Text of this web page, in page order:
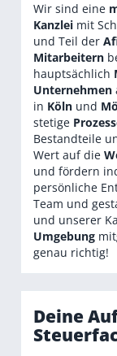
Wir sind eine
Kanzlei mit
und Teil der
Mitarbeitern
hauptsächlich
Unternehmen
in Köln und
stetige
Bestandteile
Wert auf die
und fördern
persönliche
Team und
und unserer
Umgebung
genau richtig!
Deine